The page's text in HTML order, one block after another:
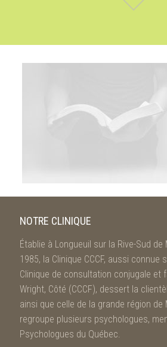
NOTRE CLINIQUE
Établie à Longueuil sur la Rive-Sud de
1985, la Clinique CCCF, aussi connue
Clinique de consultation conjugale et
Wright, Côté (CCCF), dessert la
ainsi que celle de la grande région de
regroupe plusieurs psychologues,
Psychologues du Québec.